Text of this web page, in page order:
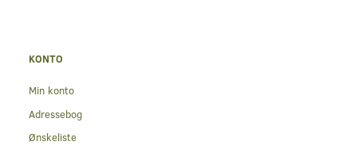
KONTO
Min konto
Adressebog
Ønskeliste